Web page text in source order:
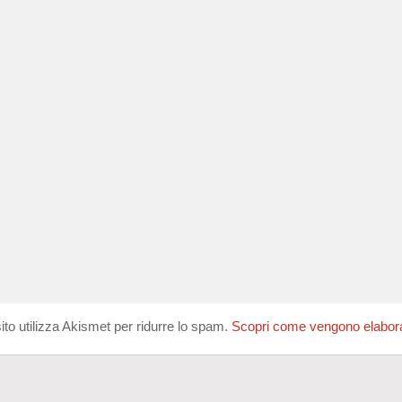
utilizza Akismet per ridurre lo spam. Scopri come vengono